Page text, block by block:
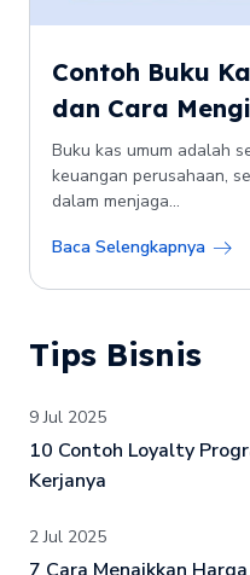
Contoh Buku
dan Cara
Buku kas umum adalah
keuangan perusahaan,
dalam menjaga...
Baca Selengkapnya
Tips Bisnis
9 Jul 2025
10 Contoh Loyalty
Kerjanya
2 Jul 2025